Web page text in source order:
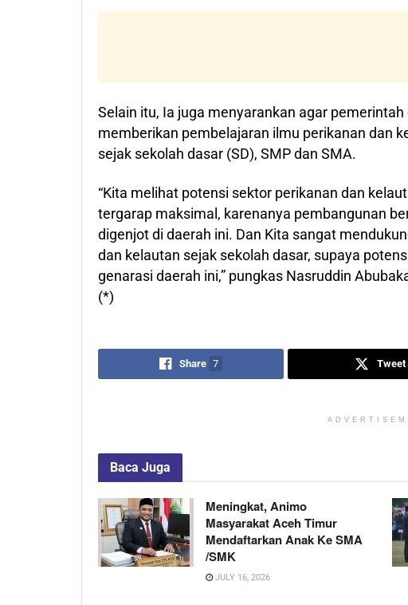
Selain itu, Ia juga menyarankan agar
memberikan pembelajaran ilmu perikanan dan
sejak sekolah dasar (SD), SMP dan SMA.
“Kita melihat potensi sektor perikanan dan
tergarap maksimal, karenanya pembangunan
digenjot di daerah ini. Dan Kita sangat
dan kelautan sejak sekolah dasar, supaya
genarasi daerah ini,” pungkas Nasruddin
(*)
Share 7 Tweet
Baca Juga
Meningkat, Animo
Masyarakat Aceh Timur
Mendaftarkan Anak Ke SMA
/SMK
JULY 16, 2026